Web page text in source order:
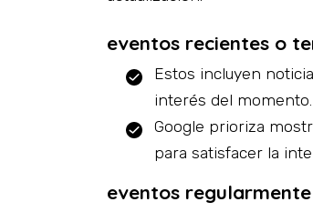
eventos recientes o
Estos incluyen
interés del momento.
Google prioriza
para satisfacer la
eventos